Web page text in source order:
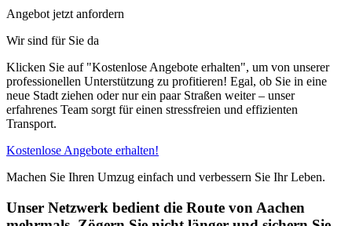
Angebot jetzt anfordern
Wir sind für Sie da
Klicken Sie auf "Kostenlose Angebote erhalten", um von unserer
professionellen Unterstützung zu profitieren! Egal, ob Sie in eine
neue Stadt ziehen oder nur ein paar Straßen weiter – unser
erfahrenes Team sorgt für einen stressfreien und effizienten
Transport.
Kostenlose Angebote erhalten!
Machen Sie Ihren Umzug einfach und verbessern Sie Ihr Leben.
Unser Netzwerk bedient die Route von Aachen